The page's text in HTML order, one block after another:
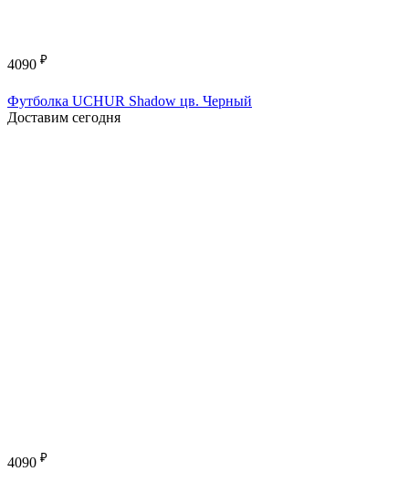
4090 ₽
Футболка UCHUR Shadow цв. Черный
Доставим сегодня
4090 ₽